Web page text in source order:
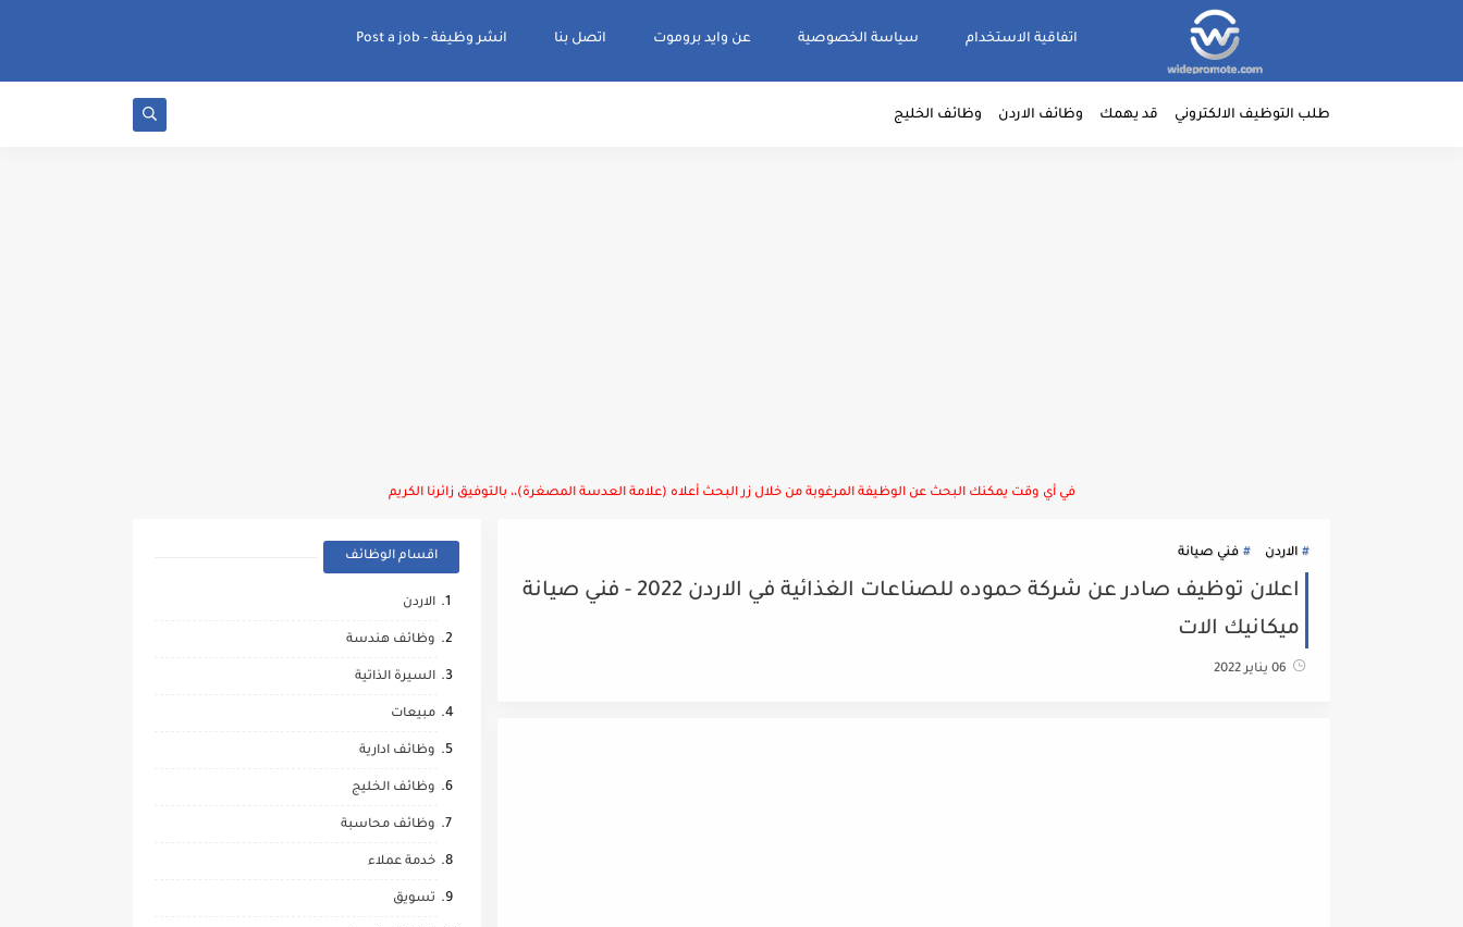
اتفاقية الاستخدام سياسة الخصوصية عن وايد بروموت اتصل بنا انشر وظيفة - Post a job
طلب التوظيف الالكتروني قد يهمك وظائف الاردن وظائف الخليج
في أي وقت يمكنك البحث عن الوظيفة المرغوبة من خلال زر البحث أعلاه (علامة العدسة المصغرة)،، بالتوفيق زائرنا الكريم
الاردن فني صيانة
اعلان توظيف صادر عن شركة حموده للصناعات الغذائية في الاردن 2022 - فني صيانة
ميكانيك الات
06 يناير 2022
اقسام الوظائف
الاردن
وظائف هندسة
السيرة الذاتية
مبيعات
وظائف ادارية
وظائف الخليج
وظائف محاسبة
خدمة عملاء
تسويق